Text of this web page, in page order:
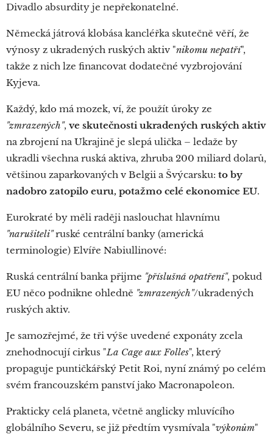
Divadlo absurdity je nepřekonatelné.
Německá játrová klobása kancléřka skutečně věří, že
výnosy z ukradených ruských aktiv "nikomu nepatří",
takže z nich lze financovat dodatečné vyzbrojování
Kyjeva.
Každý, kdo má mozek, ví, že použít úroky ze
"zmrazených", ve skutečnosti ukradených ruských aktiv
na zbrojení na Ukrajině je slepá ulička – ledaže by
ukradli všechna ruská aktiva, zhruba 200 miliard dolarů,
většinou zaparkovaných v Belgii a Švýcarsku: to by
nadobro zatopilo euru, potažmo celé ekonomice EU.
Eurokraté by měli raději naslouchat hlavnímu
"narušiteli"ruské centrální banky (americká
terminologie) Elvíře Nabiullinové:
Ruská centrální banka přijme "příslušná opatření", pokud
EU něco podnikne ohledně "zmrazených"/ukradených
ruských aktiv.
Je samozřejmé, že tři výše uvedené exponáty zcela
znehodnocují cirkus "La Cage aux Folles", který
propaguje puntičkářský Petit Roi, nyní známý po celém
svém francouzském panství jako Macronapoleon.
Prakticky celá planeta, včetně anglicky mluvícího
globálního Severu, se již předtím vysmívala "výkonům"